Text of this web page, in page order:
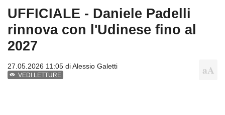
UFFICIALE - Daniele Padelli
rinnova con l'Udinese fino al
2027
27.05.2026 11:05 diAlessio Galetti
VEDI LETTURE